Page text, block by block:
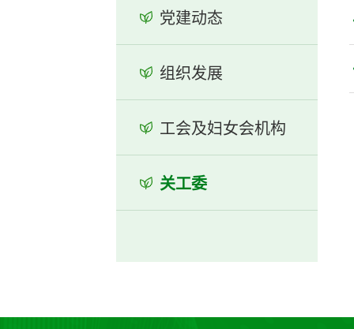
党建动态
组织发展
工会及妇女会机构
关工委